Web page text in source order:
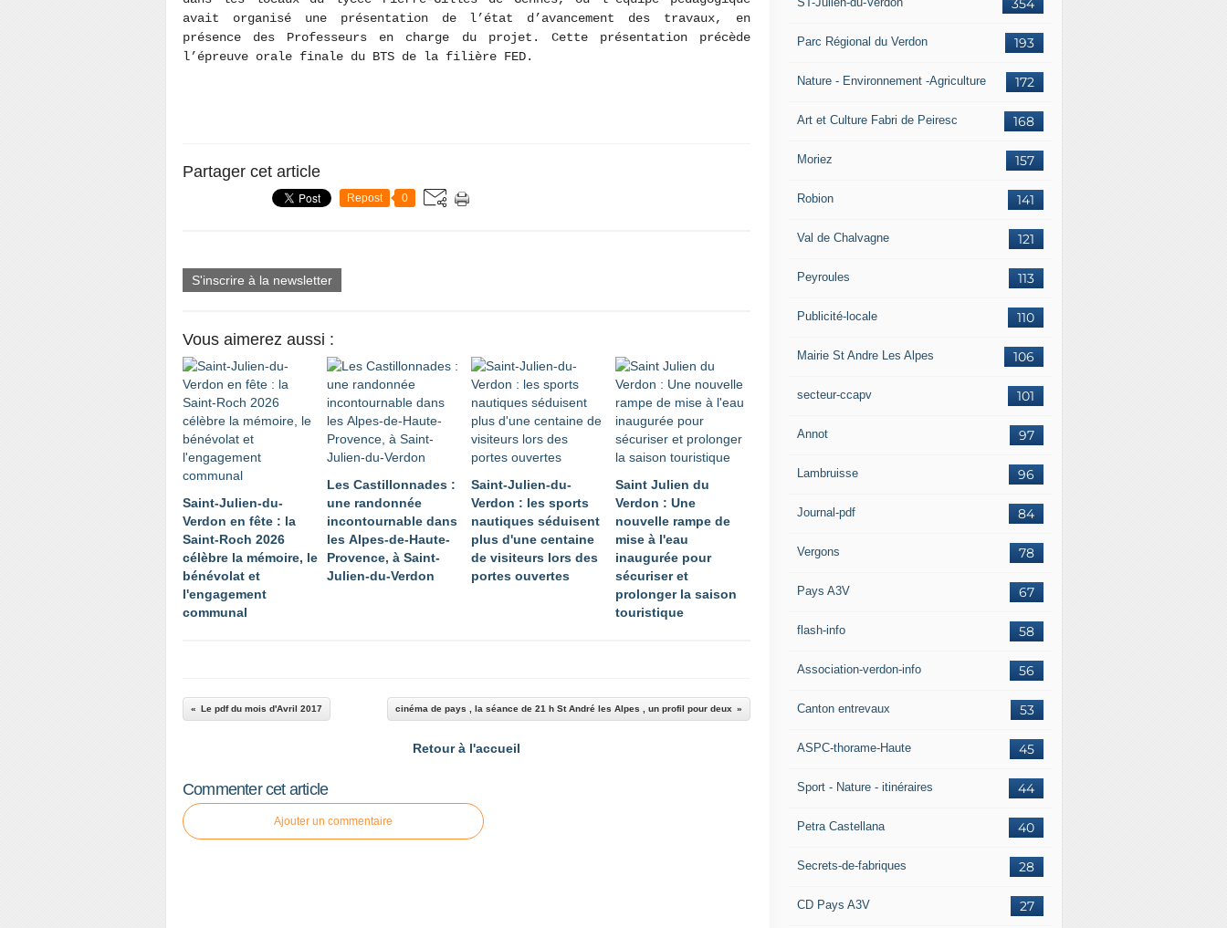
avait organisé une présentation de l’état d’avancement des travaux, en
présence des Professeurs en charge du projet. Cette présentation précède
l’épreuve orale finale du BTS de la filière FED.
Partager cet article
Repost 0
S'inscrire à la newsletter
Vous aimerez aussi :
Saint-Julien-du-
Verdon en fête : la
Saint-Roch 2026
célèbre la mémoire, le
bénévolat et
l'engagement
communal
Les Castillonnades :
une randonnée
incontournable dans
les Alpes-de-Haute-
Provence, à Saint-
Julien-du-Verdon
Saint-Julien-du-
Verdon : les sports
nautiques séduisent
plus d'une centaine
de visiteurs lors des
portes ouvertes
Saint Julien du
Verdon : Une
nouvelle rampe de
mise à l'eau
inaugurée pour
sécuriser et
prolonger la saison
touristique
Le pdf du mois d'Avril 2017 cinéma de pays , la séance de 21 h St André les Alpes , un profil pour deux
Retour à l'accueil
Commenter cet article
Ajouter un commentaire
193
Parc Régional du Verdon
172
Nature - Environnement -Agriculture
168
Art et Culture Fabri de Peiresc
157
Moriez
141
Robion
121
Val de Chalvagne
113
Peyroules
110
Publicité-locale
106
Mairie St Andre Les Alpes
101
secteur-ccapv
97
Annot
96
Lambruisse
84
Journal-pdf
78
Vergons
67
Pays A3V
58
flash-info
56
Association-verdon-info
53
Canton entrevaux
45
ASPC-thorame-Haute
44
Sport - Nature - itinéraires
40
Petra Castellana
28
Secrets-de-fabriques
27
CD Pays A3V